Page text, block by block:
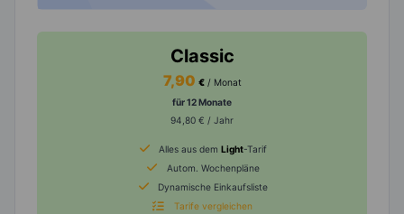
Classic
7,90 € / Monat
für 12 Monate
94,80 € / Jahr
Alles aus dem Light-Tarif
Autom. Wochenpläne
Dynamische Einkaufsliste
Tarife vergleichen